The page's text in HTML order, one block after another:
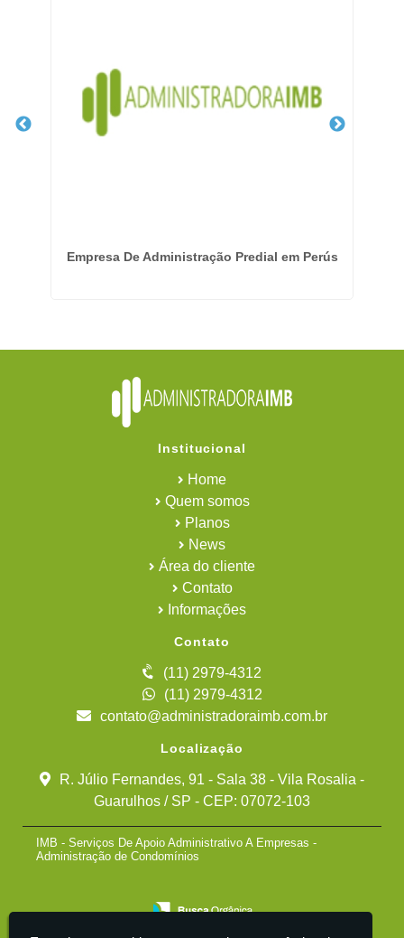
Empresa De Administração Predial em Perús
Institucional
Home
Quem somos
Planos
News
Área do cliente
Contato
Informações
Contato
(11) 2979-4312
(11) 2979-4312
contato@administradoraimb.com.br
Localização
R. Júlio Fernandes, 91 - Sala 38 - Vila Rosalia -
Guarulhos / SP - CEP: 07072-103
IMB - Serviços De Apoio Administrativo A Empresas -
Administração de Condomínios